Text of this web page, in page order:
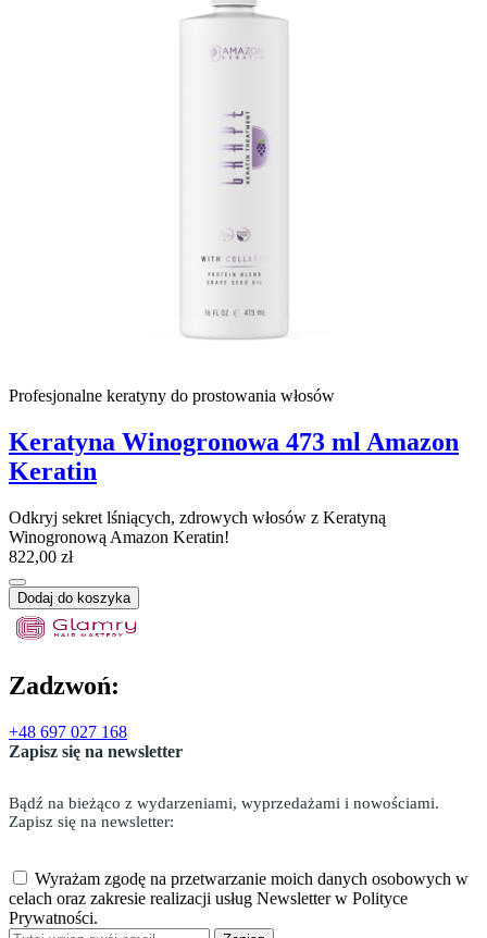
Profesjonalne keratyny do prostowania włosów
Keratyna Winogronowa 473 ml Amazon
Keratin
Odkryj sekret lśniących, zdrowych włosów z Keratyną
Winogronową Amazon Keratin!
822,00 zł
Dodaj do koszyka
Zadzwoń:
+48 697 027 168
Zapisz się na newsletter
Bądź na bieżąco z wydarzeniami, wyprzedażami i nowościami.
Zapisz się na newsletter:
Wyrażam zgodę na przetwarzanie moich danych osobowych w
celach oraz zakresie realizacji usług Newsletter w Polityce
Prywatności.